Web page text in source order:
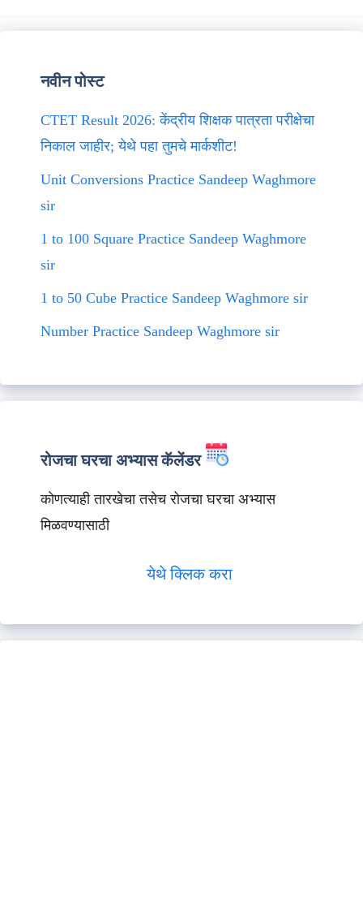
नवीन पोस्ट
CTET Result 2026: केंद्रीय शिक्षक पात्रता परीक्षेचा
निकाल जाहीर; येथे पहा तुमचे मार्कशीट!
Unit Conversions Practice Sandeep Waghmore
sir
1 to 100 Square Practice Sandeep Waghmore
sir
1 to 50 Cube Practice Sandeep Waghmore sir
Number Practice Sandeep Waghmore sir
रोजचा घरचा अभ्यास कॅलेंडर
कोणत्याही तारखेचा तसेच रोजचा घरचा अभ्यास
मिळवण्यासाठी
येथे क्लिक करा